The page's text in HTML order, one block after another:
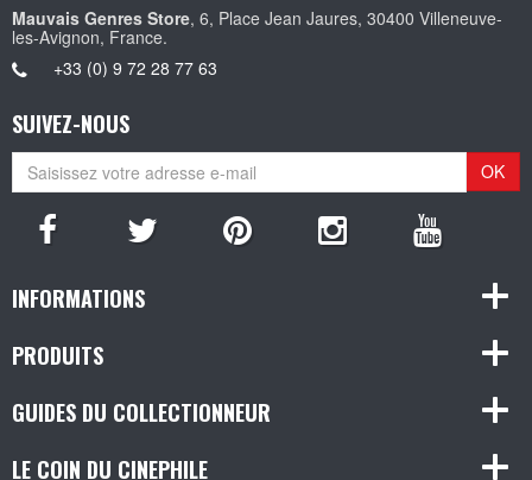
Mauvais Genres Store, 6, Place Jean Jaures, 30400 Villeneuve-
les-Avignon, France.
+33 (0) 9 72 28 77 63
SUIVEZ-NOUS
OK
INFORMATIONS
PRODUITS
GUIDES DU COLLECTIONNEUR
LE COIN DU CINEPHILE